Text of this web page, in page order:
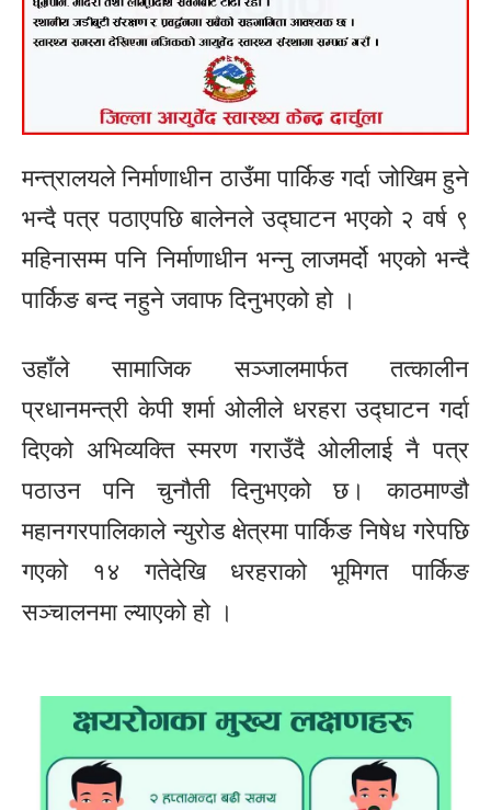
मन्त्रालयले निर्माणाधीन ठाउँमा पार्किङ गर्दा जोखिम हुने
भन्दै पत्र पठाएपछि बालेनले उद्घाटन भएको २ वर्ष ९
महिनासम्म पनि निर्माणाधीन भन्नु लाजमर्दो भएको भन्दै
पार्किङ बन्द नहुने जवाफ दिनुभएको हो ।
उहाँले सामाजिक सञ्जालमार्फत तत्कालीन
प्रधानमन्त्री केपी शर्मा ओलीले धरहरा उद्घाटन गर्दा
दिएको अभिव्यक्ति स्मरण गराउँदै ओलीलाई नै पत्र
पठाउन पनि चुनौती दिनुभएको छ। काठमाण्डौ
महानगरपालिकाले न्युरोड क्षेत्रमा पार्किङ निषेध गरेपछि
गएको १४ गतेदेखि धरहराको भूमिगत पार्किङ
सञ्चालनमा ल्याएको हो ।